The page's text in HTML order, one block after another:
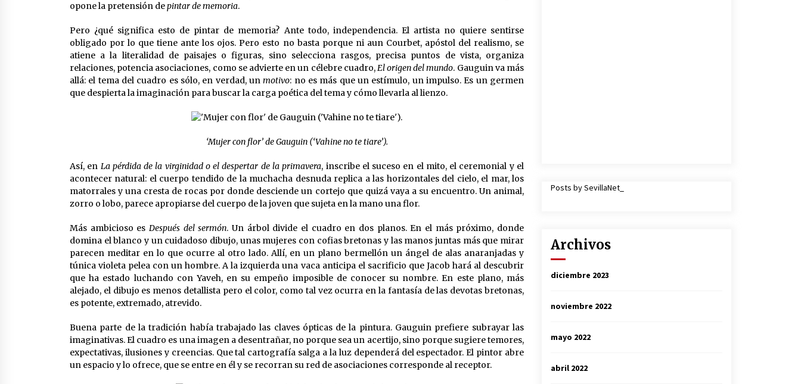
opone la pretensión depintar de memoria.
Pero ¿qué significa esto de pintar de memoria? Ante todo, independencia. El artista no quiere sentirse
obligado por lo que tiene ante los ojos. Pero esto no basta porque ni aun Courbet, apóstol del realismo, se
atiene a la literalidad de paisajes o figuras, sino selecciona rasgos, precisa puntos de vista, organiza
relaciones, potencia asociaciones, como se advierte en un célebre cuadro,El origen del mundo. Gauguin va más
allá: el tema del cuadro es sólo, en verdad, un motivo: no es más que un estímulo, un impulso. Es un germen
que despierta la imaginación para buscar la carga poética del tema y cómo llevarla al lienzo.
‘Mujer con flor’ de Gauguin (‘Vahine no te tiare’).
Así, en La pérdida de la virginidad o el despertar de la primavera, inscribe el suceso en el mito, el ceremonial y el
acontecer natural: el cuerpo tendido de la muchacha desnuda replica a las horizontales del cielo, el mar, los
matorrales y una cresta de rocas por donde desciende un cortejo que quizá vaya a su encuentro. Un animal,
zorro o lobo, parece apropiarse del cuerpo de la joven que sujeta en la mano una flor.
Más ambicioso es Después del sermón. Un árbol divide el cuadro en dos planos. En el más próximo, donde
domina el blanco y un cuidadoso dibujo, unas mujeres con cofias bretonas y las manos juntas más que mirar
parecen meditar en lo que ocurre al otro lado. Allí, en un plano bermellón un ángel de alas anaranjadas y
túnica violeta pelea con un hombre. A la izquierda una vaca anticipa el sacrificio que Jacob hará al descubrir
que ha estado luchando con Yaveh, en su empeño imposible de conocer su nombre. En este plano, más
alejado, el dibujo es menos detallista pero el color, como tal vez ocurra en la fantasía de las devotas bretonas,
es potente, extremado, atrevido.
Buena parte de la tradición había trabajado las claves ópticas de la pintura. Gauguin prefiere subrayar las
imaginativas. El cuadro es una imagen a desentrañar, no porque sea un acertijo, sino porque sugiere temores,
expectativas, ilusiones y creencias. Que tal cartografía salga a la luz dependerá del espectador. El pintor abre
un espacio y lo ofrece, que se entre en él y se recorran su red de asociaciones corresponde al receptor.
Posts by SevillaNet_
Archivos
diciembre 2023
noviembre 2022
mayo 2022
abril 2022